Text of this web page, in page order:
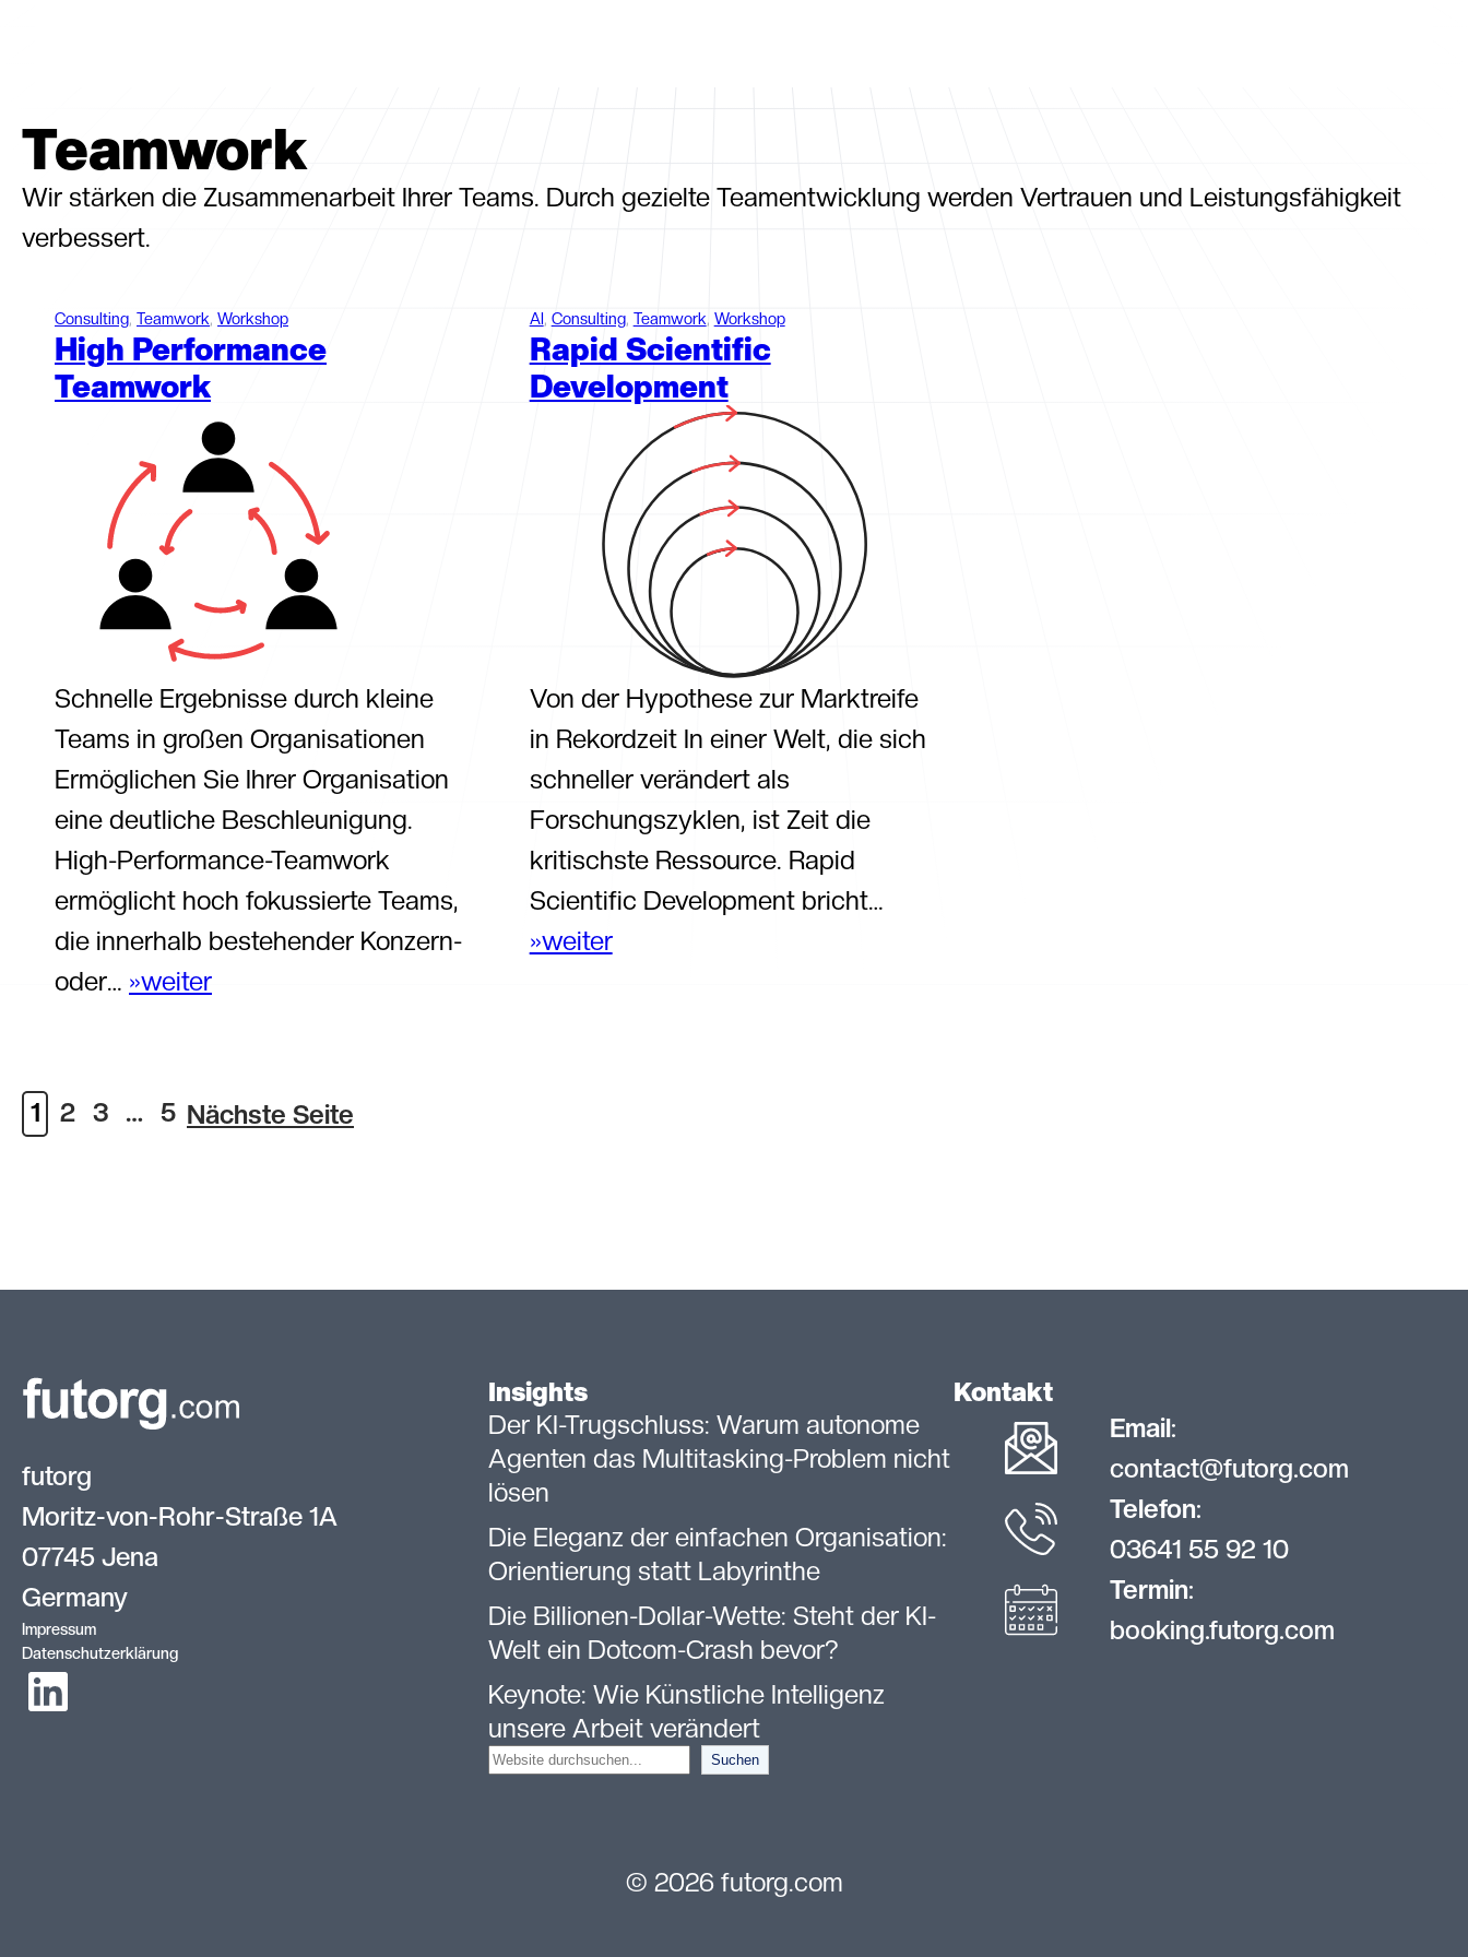
Teamwork
Wir stärken die Zusammenarbeit Ihrer Teams. Durch gezielte Teamentwicklung werden Vertrauen und Leistungsfähigkeit
verbessert.
Consulting, Teamwork, Workshop
High Performance
Teamwork
Schnelle Ergebnisse durch kleine
Teams in großen Organisationen
Ermöglichen Sie Ihrer Organisation
eine deutliche Beschleunigung.
High-Performance-Teamwork
ermöglicht hoch fokussierte Teams,
die innerhalb bestehender Konzern-
oder… »weiter
Performance
AI, Consulting, Teamwork, Workshop
Rapid Scientific
Development
Von der Hypothese zur Marktreife
in Rekordzeit In einer Welt, die sich
schneller verändert als
Forschungszyklen, ist Zeit die
kritischste Ressource. Rapid
Scientific Development bricht…
»weiter
1 2 3 … 5 Nächste Seite
futorg
Moritz-von-Rohr-Straße 1A
07745 Jena
Germany
Impressum
Datenschutzerklärung
Insights
Der KI-Trugschluss: Warum autonome
Agenten das Multitasking-Problem nicht
lösen
Die Eleganz der einfachen Organisation:
Orientierung statt Labyrinthe
Die Billionen-Dollar-Wette: Steht der KI-
Welt ein Dotcom-Crash bevor?
Keynote: Wie Künstliche Intelligenz
unsere Arbeit verändert
S
Suchen
Kontakt
Email:
contact@futorg.com
Telefon:
03641 55 92 10
Termin:
booking.futorg.com
© 2026 futorg.com